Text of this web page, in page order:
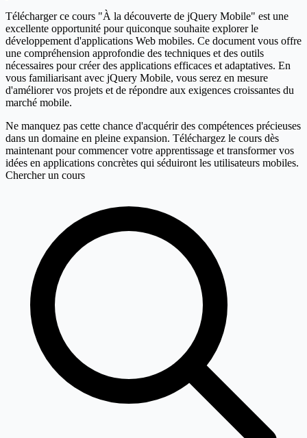
Télécharger ce cours "À la découverte de jQuery Mobile" est une
excellente opportunité pour quiconque souhaite explorer le
développement d'applications Web mobiles. Ce document vous offre
une compréhension approfondie des techniques et des outils
nécessaires pour créer des applications efficaces et adaptatives. En
vous familiarisant avec jQuery Mobile, vous serez en mesure
d'améliorer vos projets et de répondre aux exigences croissantes du
marché mobile.
Ne manquez pas cette chance d'acquérir des compétences précieuses
dans un domaine en pleine expansion. Téléchargez le cours dès
maintenant pour commencer votre apprentissage et transformer vos
idées en applications concrètes qui séduiront les utilisateurs mobiles.
Chercher un cours